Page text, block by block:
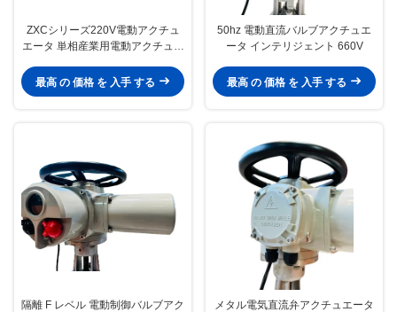
ZXCシリーズ220V電動アクチュ
エータ 単相産業用電動アクチュエ
最高 の 価格 を 入手 する
50hz 電動直流バルブアクチュエ
ータ インテリジェント 660V
最高 の 価格 を 入手 する
隔離 F レベル 電動制御バルブアク
メタル電気直流弁アクチュエータ